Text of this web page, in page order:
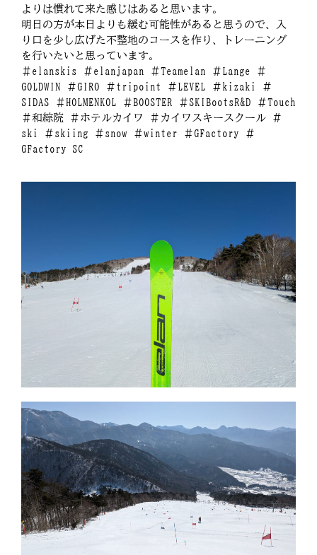
よりは慣れて来た感じはあると思います。
明日の方が本日よりも緩む可能性があると思うので、入
り口を少し広げた不整地のコースを作り、トレーニング
を行いたいと思っています。
＃elanskis ＃elanjapan ＃Teamelan ＃Lange ＃
GOLDWIN ＃GIRO ＃tripoint ＃LEVEL ＃kizaki ＃
SIDAS ＃HOLMENKOL ＃BOOSTER ＃SKIBootsR&D ＃Touch
＃和綜院 ＃ホテルカイワ ＃カイワスキースクール ＃
ski ＃skiing ＃snow ＃winter ＃GFactory ＃
GFactory SC